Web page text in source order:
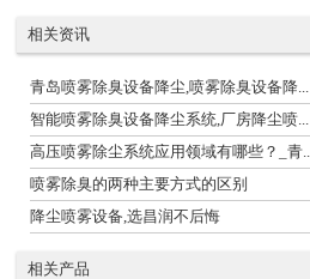
相关资讯
青岛喷雾除臭设备降尘,喷雾除臭设备降...
智能喷雾除臭设备降尘系统,厂房降尘喷...
高压喷雾除尘系统应用领域有哪些？_青...
喷雾除臭的两种主要方式的区别
降尘喷雾设备,选昌润不后悔
相关产品